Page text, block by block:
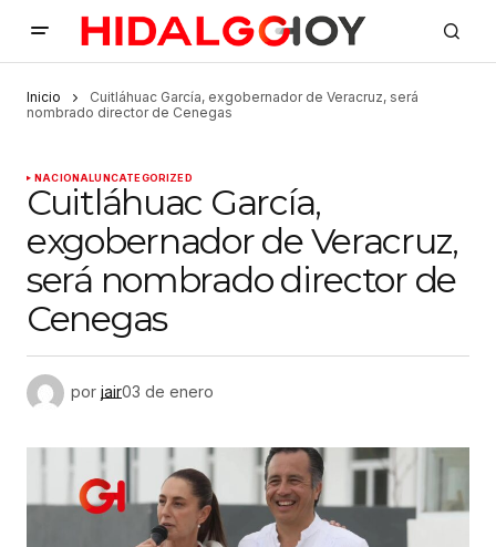
Inicio
Cuitláhuac García, exgobernador de Veracruz, será
nombrado director de Cenegas
NACIONALUNCATEGORIZED
Cuitláhuac García,
exgobernador de Veracruz,
será nombrado director de
Cenegas
por jair03 de enero